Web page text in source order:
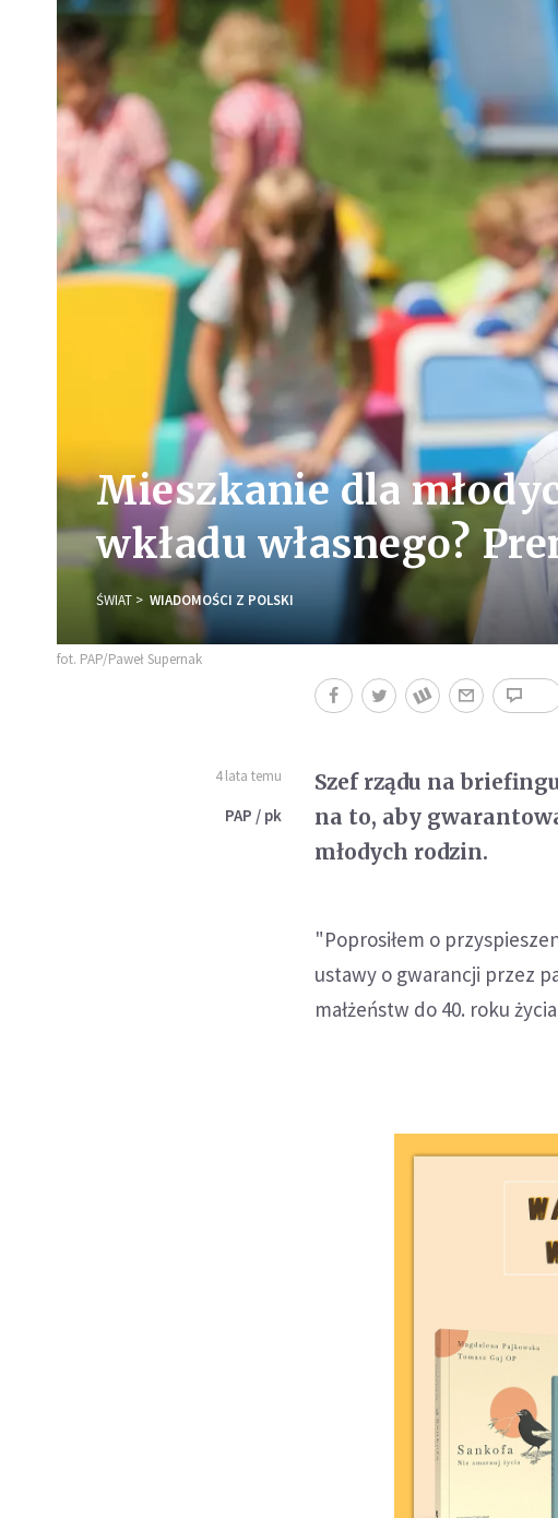
Mieszkanie dla
wkładu własnego?
ŚWIAT WIADOMOŚCI Z POLSKI
fot. PAP/Paweł Supernak
4 lata temu
PAP / pk
Szef rządu na
na to, aby
młodych rodzin.
"Poprosiłem o
ustawy o gwarancji przez
małżeństw do 40. roku